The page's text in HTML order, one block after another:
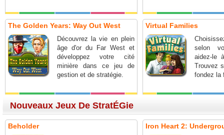
The Golden Years: Way Out West
Découvrez la vie en plein
âge d'or du Far West et
développez votre cité
minière dans ce jeu de
gestion et de stratégie.
Virtual Families
selon
aidez-le
Trouvez
fondez la
Nouveaux Jeux De StratÉGie
Beholder Iron Heart 2: